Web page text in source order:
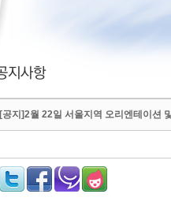
[공지]2월 22일 서울지역 오리엔테이션